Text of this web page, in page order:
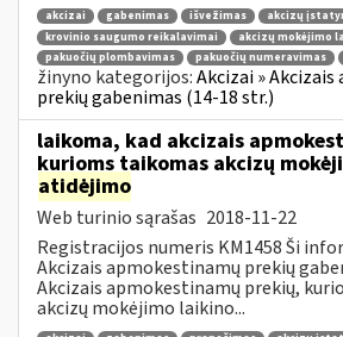
akcizai gabenimas išvežimas
akcizų
krovinio saugumo reikalavimai
akcizų mokėjimo
pakuočių plombavimas
pakuočių numeravimas
žinyno kategorijos:Akcizai »
prekių gabenimas (14-18 str.)
laikoma, kad akcizais
kurioms taikomas akcizų
atidėjimo
Web turinio sąrašas 2018-11-22
Registracijos numeris KM1458 Ši
Akcizais apmokestinamų prekių
Akcizais apmokestinamų prekių,
akcizų mokėjimo laikino...